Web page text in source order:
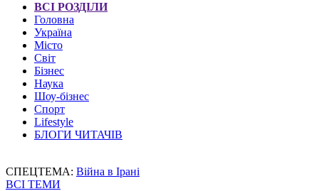
ВСІ РОЗДІЛИ
Головна
Україна
Місто
Світ
Бізнес
Наука
Шоу-бізнес
Спорт
Lifestyle
БЛОГИ ЧИТАЧІВ
СПЕЦТЕМА: Війна в Ірані
ВСІ ТЕМИ